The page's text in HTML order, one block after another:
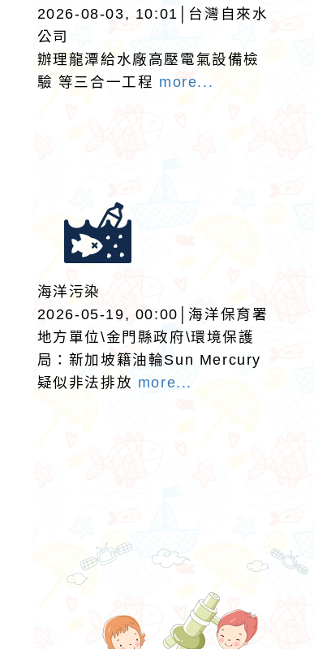
2026-08-03, 10:01│台灣自來水
公司
辦理龍潭給水廠高壓電氣設備檢
驗 等三合一工程 more...
海洋污染
2026-05-19, 00:00│海洋保育署
地方單位\金門縣政府\環境保護
局：新加坡籍油輪Sun Mercury
疑似非法排放 more...